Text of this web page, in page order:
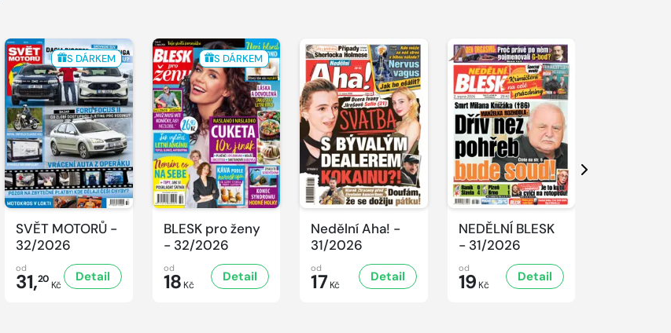
S DÁRKEM
SVĚT MOTORŮ -
32/2026
od
31,20 Kč
Detail
S DÁRKEM
BLESK pro ženy
- 32/2026
od
18 Kč
Detail
Nedělní Aha! -
31/2026
od
17 Kč
Detail
NEDĚLNÍ BLESK
- 31/2026
od
19 Kč
Detail
Další